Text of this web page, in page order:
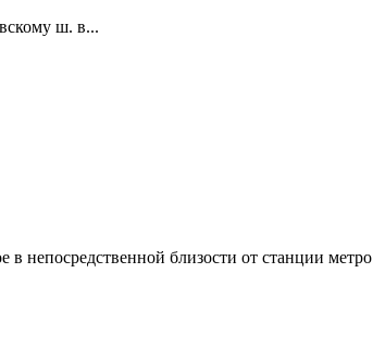
ш. в...
непосредственной близости от станции метро